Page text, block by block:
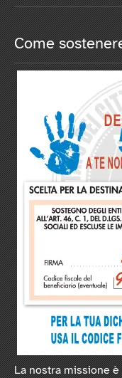
Come
La nostra missione